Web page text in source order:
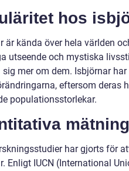
hos
är kända över hela världen
utseende och mystiska
sig mer om dem. Isbjörnar
eftersom deras
populationsstorlekar.
har gjorts för
Enligt IUCN (International